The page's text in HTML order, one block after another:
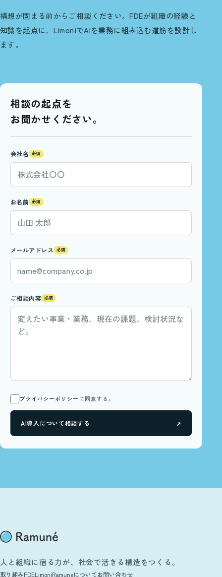
構想が固まる前からご相談ください。FDEが組織の経験と
知識を起点に、LimoniでAIを業務に組み込む道筋を設計し
ます。
相談の起点を
お聞かせください。
会社名 必須
お名前 必須
メールアドレス 必須
ご相談内容 必須
プライバシーポリシー に同意する。
AI導入について相談する ↗
人と組織に宿る力が、社会で活きる構造をつくる。
取り組みFDELimoniRamuneについてお問い合わせ